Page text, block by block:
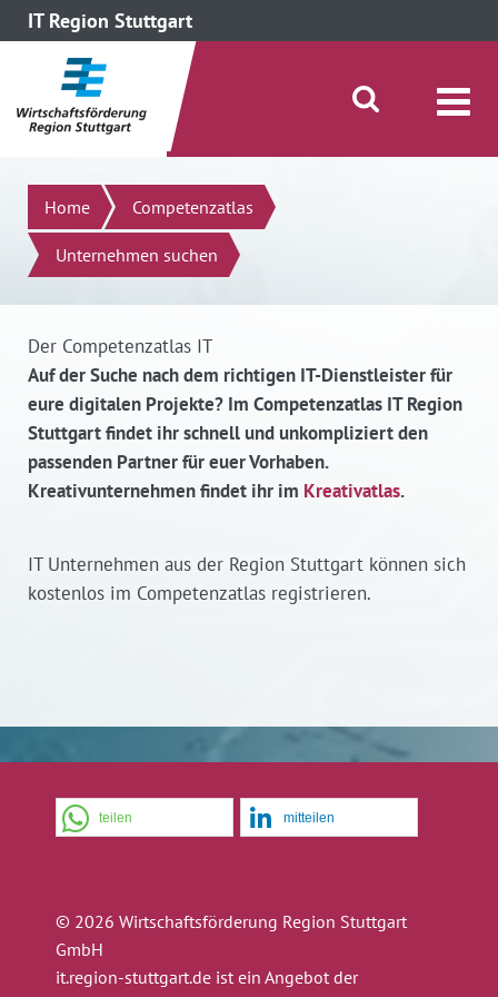
IT Region Stuttgart
direkt zum Inhalt dieser Seite
direkt zum Menü springen
Suche öffnen/schließen
Suchen
Home Competenzatlas
Unternehmen suchen
Der Competenzatlas IT
Auf der Suche nach dem richtigen IT-Dienstleister für
eure digitalen Projekte? Im Competenzatlas IT Region
Stuttgart findet ihr schnell und unkompliziert den
passenden Partner für euer Vorhaben.
Kreativunternehmen findet ihr im Kreativatlas.
IT Unternehmen aus der Region Stuttgart können sich
kostenlos im Competenzatlas registrieren.
teilen mitteilen
© 2026 Wirtschaftsförderung Region Stuttgart
GmbH
it.region-stuttgart.de ist ein Angebot der